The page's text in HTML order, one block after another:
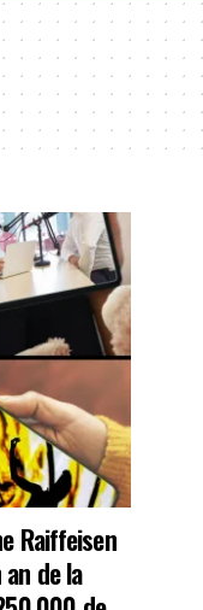
Raiffeisen
de la